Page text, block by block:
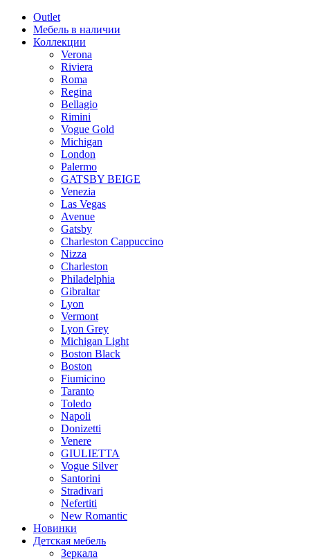
Outlet
Мебель в наличии
Коллекции
Verona
Riviera
Roma
Regina
Bellagio
Rimini
Vogue Gold
Michigan
London
Palermo
GATSBY BEIGE
Venezia
Las Vegas
Avenue
Gatsby
Charleston Cappuccino
Nizza
Charleston
Philadelphia
Gibraltar
Lyon
Vermont
Lyon Grey
Michigan Light
Boston Black
Boston
Fiumicino
Taranto
Toledo
Napoli
Donizetti
Venere
GIULIETTA
Vogue Silver
Santorini
Stradivari
Nefertiti
New Romantic
Новинки
Детская мебель
Зеркала